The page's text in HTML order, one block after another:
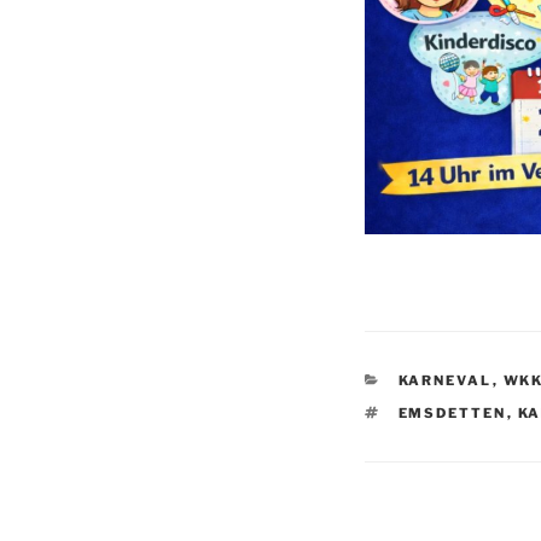
KATEGORIEN
KARNEVAL ,
EMSDETTEN ,